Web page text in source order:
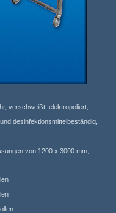
verschweißt, elektropoliert,
desinfektionsmittelbeständig,
von 1200 x 3000 mm,